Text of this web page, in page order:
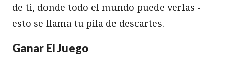
de ti, donde todo el mundo puede verlas -
esto se llama tu pila de descartes.
Ganar El Juego